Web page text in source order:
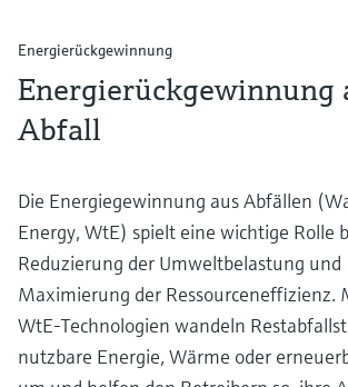
Energierückgewinnung
Energierückgewinnung
Abfall
Die Energiegewinnung aus Abfällen
Energy, WtE) spielt eine wichtige Rolle
Reduzierung der Umweltbelastung und
Maximierung der Ressourceneffizienz.
WtE-Technologien wandeln
nutzbare Energie, Wärme oder